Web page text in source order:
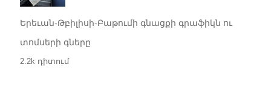
Երեւան-Թբիլիսի-Բաթումի գնացքի գրաֆիկն ու
տոմսերի գները
2.2k դիտում